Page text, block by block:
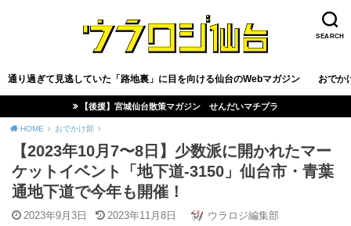
SEARCH
通り過ぎて見逃していた「路地裏」に目を向ける仙台のWebマガジン おでか
【後援】宮城仙台散策マガジン せんだいマチプラ
HOME おでかけ部
【2023年10月7〜8日】少数派に開かれたマー
ケットイベント「地下道-3150」仙台市・青葉
通地下道で今年も開催！
2023年9月3日 2023年11月8日 ウラロジ編集部